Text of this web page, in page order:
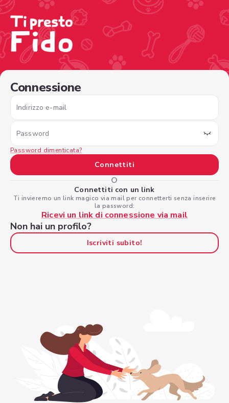
Connessione
Indirizzo e-mail
Password
Password dimenticata?
Connettiti
O
Connettiti con un link
Ti invieremo un link magico via mail per connetterti senza inserire
la password:
Ricevi un link di connessione via mail
Non hai un profilo?
Iscriviti subito!
/sign-in?nextPage=%2Fview-profile%2F4beaf06e-c052-